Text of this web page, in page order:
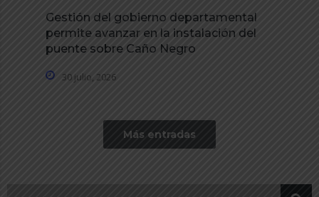
Gestión del gobierno departamental
permite avanzar en la instalación del
puente sobre Caño Negro
30 julio, 2026
Más entradas